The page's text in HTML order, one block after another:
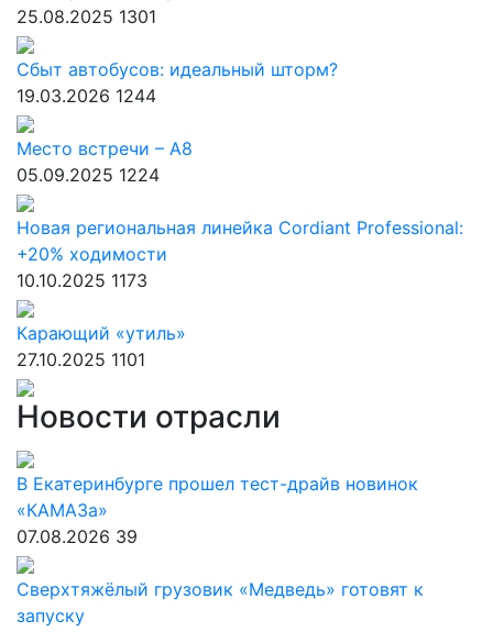
25.08.2025 1301
Сбыт автобусов: идеальный шторм?
19.03.2026 1244
Место встречи – А8
05.09.2025 1224
Новая региональная линейка Cordiant Professional:
+20% ходимости
10.10.2025 1173
Карающий «утиль»
27.10.2025 1101
Новости отрасли
В Екатеринбурге прошел тест-драйв новинок
«КАМАЗа»
07.08.2026 39
Сверхтяжёлый грузовик «Медведь» готовят к
запуску